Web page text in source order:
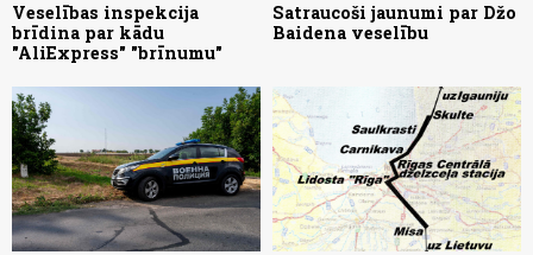
Veselības inspekcija
brīdina par kādu
"AliExpress" "brīnumu"
Satraucoši jaunumi par Džo
Baidena veselību